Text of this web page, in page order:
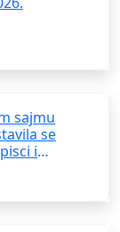
sajmu
se
i